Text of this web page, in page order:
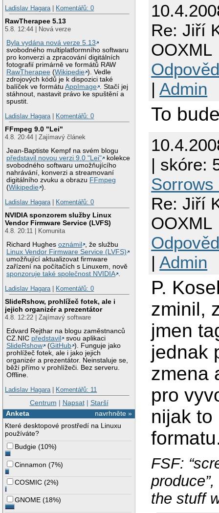
Ladislav Hagara| Komentářů: 0
RawTherapee 5.13
5.8. 12:44 | Nová verze
Byla vydána nová verze 5.13
svobodného multiplatformního softwaru
pro konverzi a zpracování digitálních
fotografií primárně ve formátů RAW
RawTherapee (Wikipedie ). Vedle
zdrojových kódů je k dispozici také
balíček ve formátuAppImage . Stačí jej
stáhnout, nastavit právo ke spuštění a
spustit.
Ladislav Hagara| Komentářů: 0
FFmpeg 9.0 "Lei"
4.8. 20:44 | Zajímavý článek
Jean-Baptiste Kempf na svém blogu
představil novou verzi 9.0 "Lei"
kolekce
svobodného softwaru umožňujícího
nahrávání, konverzi a streamovaní
digitálního zvuku a obrazu FFmpeg
(Wikipedie ).
Ladislav Hagara| Komentářů: 0
NVIDIA sponzorem služby Linux
Vendor Firmware Service (LVFS)
4.8. 20:11 | Komunita
Richard Hughesoznámil
, že službu
Linux Vendor Firmware Service (LVFS)
umožňující aktualizovat firmware
zařízení na počítačích s Linuxem, nově
sponzoruje také společnost NVIDIA .
Ladislav Hagara| Komentářů: 0
SlideRshow, prohlížeč fotek, ale i
jejich organizér a prezentátor
4.8. 12:22 | Zajímavý software
Edvard Rejthar na blogu zaměstnanců
CZ.NIC představil
svou aplikaci
SlideRshow
(GitHub ). Funguje jako
prohlížeč fotek, ale i jako jejich
organizér a prezentátor. Neinstaluje se,
běží přímo v prohlížeči. Bez serveru.
Offline.
Ladislav Hagara| Komentářů: 11
Centrum | Napsat| Starší
navrhněte »
Anketa
Které desktopové prostředí na Linuxu
používáte?
Budgie (10%)
Cinnamon (7%)
COSMIC (2%)
GNOME (18%)
Re: Jiří
OOXML
| Admin
To
| skóre:
Sorrows
Re: Jiří
OOXML
| Admin
P.
zminil,
jmen
jednak
zmena
pro
nijak to
FSF:
the stuff